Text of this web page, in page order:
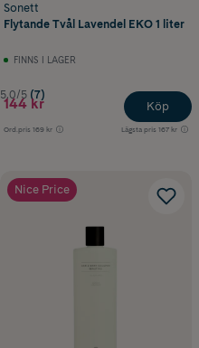
Sonett
Flytande Tvål Lavendel EKO 1 liter
FINNS I LAGER
5.0/5 (7)
144 kr
Ord.pris 169 kr Lägsta pris 167 kr
Köp
Nice Price